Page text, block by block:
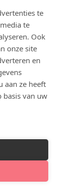
te
te
Ook
onze site
en
aan ze heeft
basis van uw
€ 130
€ 330,00